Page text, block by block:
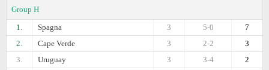
Group H
1.
Spagna 7
5-0
3
2.
Cape Verde 3
2-2
3
3.
Uruguay 2
3-4
3